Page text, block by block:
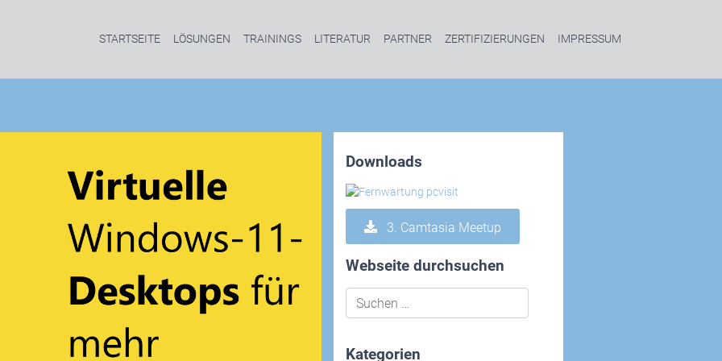
STARTSEITE LÖSUNGEN TRAININGS LITERATUR PARTNER ZERTIFIZIERUNGEN IMPRESSUM
Downloads
3. Camtasia Meetup
Webseite durchsuchen
Kategorien